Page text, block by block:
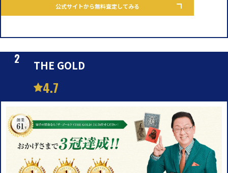
公式サイトから無料査定してみる
THE GOLD
4.7